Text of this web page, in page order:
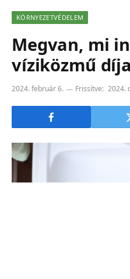
KÖRNYEZETVÉDELEM
Megvan, mi
víziközmű
2024. február 6. Frissítve: 2024.